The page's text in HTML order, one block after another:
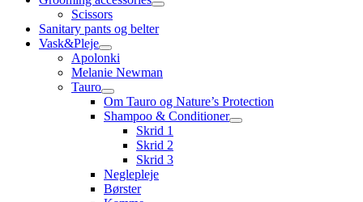
Scissors
Sanitary pants og belter
Vask&Pleje
Apolonki
Melanie Newman
Tauro
Om Tauro og Nature’s Protection
Shampoo & Conditioner
Skrid 1
Skrid 2
Skrid 3
Neglepleje
Børster